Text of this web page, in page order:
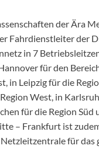
der Ära
Fahrdienstleiter der
in 7
für den
in Leipzig für die
West, in
für die Region
– Frankfurt ist
für das